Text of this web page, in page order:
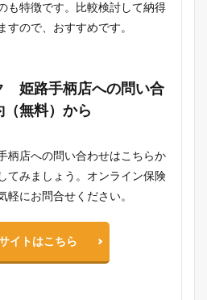
も特徴です。比較検討して納得
すので、おすすめです。
姫路手柄店への問い合
無料）から
店への問い合わせはこちらか
てみましょう。オンライン保険
にお問合せください。
イトはこちら